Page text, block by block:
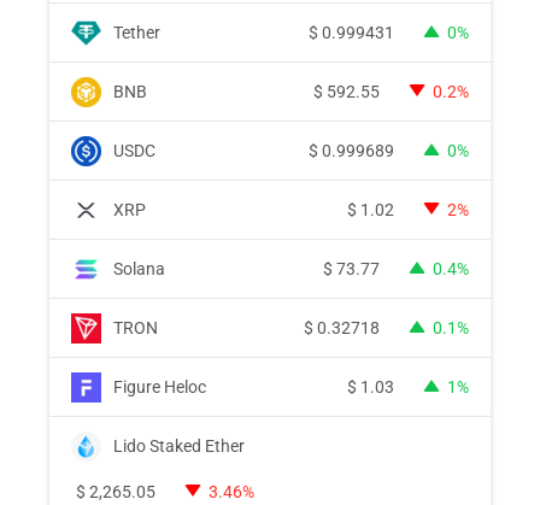
Tether $ 0.999431 0%
BNB $ 592.55 0.2%
USDC $ 0.999689 0%
XRP $ 1.02 2%
Solana $ 73.77 0.4%
TRON $ 0.32718 0.1%
Figure Heloc $ 1.03 1%
Lido Staked Ether
$ 2,265.05 3.46%